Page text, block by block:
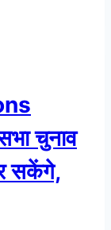
चुनाव
सकेंगे,